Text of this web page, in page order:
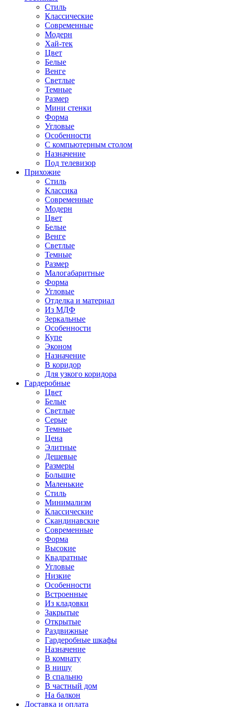
Стиль
Классические
Современные
Модерн
Хай-тек
Цвет
Белые
Венге
Светлые
Темные
Размер
Мини стенки
Форма
Угловые
Особенности
С компьютерным столом
Назначение
Под телевизор
Прихожие
Стиль
Классика
Современные
Модерн
Цвет
Белые
Венге
Светлые
Темные
Размер
Малогабаритные
Форма
Угловые
Отделка и материал
Из МДФ
Зеркальные
Особенности
Купе
Эконом
Назначение
В коридор
Для узкого коридора
Гардеробные
Цвет
Белые
Светлые
Серые
Темные
Цена
Элитные
Дешевые
Размеры
Большие
Маленькие
Стиль
Минимализм
Классические
Скандинавские
Современные
Форма
Высокие
Квадратные
Угловые
Низкие
Особенности
Встроенные
Из кладовки
Закрытые
Открытые
Раздвижные
Гардеробные шкафы
Назначение
В комнату
В нишу
В спальню
В частный дом
На балкон
Доставка и оплата